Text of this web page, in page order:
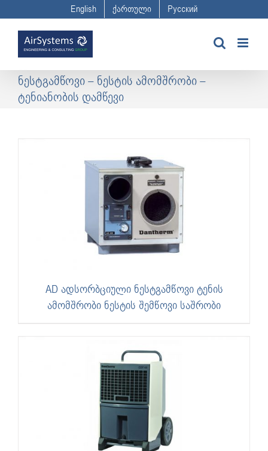
to
content
English ქართული Русский
ნესტგამწოვი – ნესტის ამომშრობი –
ტენიანობის დამწევი
AD ადსორბციული ნესტგამწოვი ტენის
ამომშრობი ნესტის შემწოვი საშრობი